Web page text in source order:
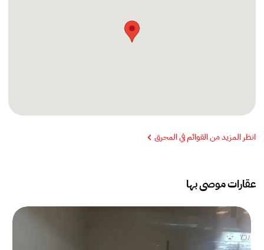
انظر المزيد من القوائم في المحرق
عقارات موصى بها